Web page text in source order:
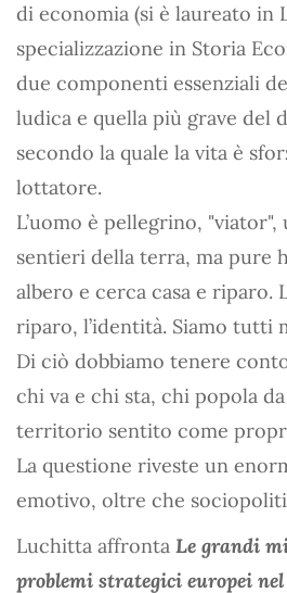
di economia (si è laureato in
specializzazione in Storia
due componenti essenziali
ludica e quella più grave del
secondo la quale la vita è
lottatore.
L’uomo è pellegrino,
sentieri della terra, ma pure
albero e cerca casa e riparo.
riparo, l’identità. Siamo tutti
Di ciò dobbiamo tenere
chi va e chi sta, chi popola
territorio sentito come
La questione riveste un
emotivo, oltre che
Luchitta affronta Le grandi
problemi strategici europei